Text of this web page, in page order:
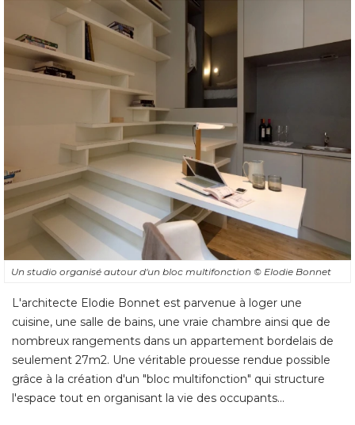
Un studio organisé autour d'un bloc multifonction © Elodie Bonnet
L'architecte Elodie Bonnet est parvenue à loger une
cuisine, une salle de bains, une vraie chambre ainsi que de
nombreux rangements dans un appartement bordelais de
seulement 27m2. Une véritable prouesse rendue possible
grâce à la création d'un "bloc multifonction" qui structure
l'espace tout en organisant la vie des occupants...